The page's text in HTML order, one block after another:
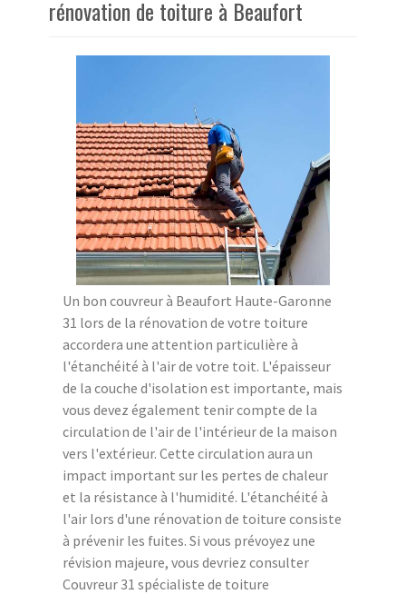
rénovation de toiture à Beaufort
Un bon couvreur à Beaufort Haute-Garonne
31 lors de la rénovation de votre toiture
accordera une attention particulière à
l'étanchéité à l'air de votre toit. L'épaisseur
de la couche d'isolation est importante, mais
vous devez également tenir compte de la
circulation de l'air de l'intérieur de la maison
vers l'extérieur. Cette circulation aura un
impact important sur les pertes de chaleur
et la résistance à l'humidité. L'étanchéité à
l'air lors d'une rénovation de toiture consiste
à prévenir les fuites. Si vous prévoyez une
révision majeure, vous devriez consulter
Couvreur 31 spécialiste de toiture